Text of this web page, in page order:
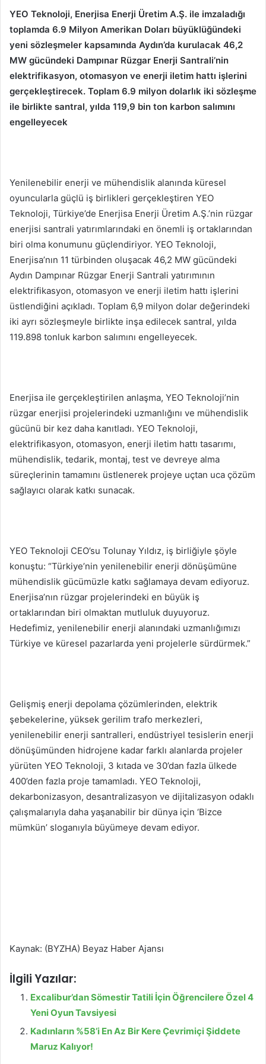
YEO Teknoloji, Enerjisa Enerji Üretim A.Ş. ile imzaladığı
toplamda 6.9 Milyon Amerikan Doları büyüklüğündeki
yeni sözleşmeler kapsamında Aydın’da kurulacak 46,2
MW gücündeki Dampınar Rüzgar Enerji Santrali’nin
elektrifikasyon, otomasyon ve enerji iletim hattı işlerini
gerçekleştirecek. Toplam 6.9 milyon dolarlık iki sözleşme
ile birlikte santral, yılda 119,9 bin ton karbon salımını
engelleyecek
Yenilenebilir enerji ve mühendislik alanında küresel
oyuncularla güçlü iş birlikleri gerçekleştiren YEO
Teknoloji, Türkiye’de Enerjisa Enerji Üretim A.Ş.’nin rüzgar
enerjisi santrali yatırımlarındaki en önemli iş ortaklarından
biri olma konumunu güçlendiriyor. YEO Teknoloji,
Enerjisa’nın 11 türbinden oluşacak 46,2 MW gücündeki
Aydın Dampınar Rüzgar Enerji Santrali yatırımının
elektrifikasyon, otomasyon ve enerji iletim hattı işlerini
üstlendiğini açıkladı. Toplam 6,9 milyon dolar değerindeki
iki ayrı sözleşmeyle birlikte inşa edilecek santral, yılda
119.898 tonluk karbon salımını engelleyecek.
Enerjisa ile gerçekleştirilen anlaşma, YEO Teknoloji’nin
rüzgar enerjisi projelerindeki uzmanlığını ve mühendislik
gücünü bir kez daha kanıtladı. YEO Teknoloji,
elektrifikasyon, otomasyon, enerji iletim hattı tasarımı,
mühendislik, tedarik, montaj, test ve devreye alma
süreçlerinin tamamını üstlenerek projeye uçtan uca çözüm
sağlayıcı olarak katkı sunacak.
YEO Teknoloji CEO’su Tolunay Yıldız, iş birliğiyle şöyle
konuştu: “Türkiye’nin yenilenebilir enerji dönüşümüne
mühendislik gücümüzle katkı sağlamaya devam ediyoruz.
Enerjisa’nın rüzgar projelerindeki en büyük iş
ortaklarından biri olmaktan mutluluk duyuyoruz.
Hedefimiz, yenilenebilir enerji alanındaki uzmanlığımızı
Türkiye ve küresel pazarlarda yeni projelerle sürdürmek.”
Gelişmiş enerji depolama çözümlerinden, elektrik
şebekelerine, yüksek gerilim trafo merkezleri,
yenilenebilir enerji santralleri, endüstriyel tesislerin enerji
dönüşümünden hidrojene kadar farklı alanlarda projeler
yürüten YEO Teknoloji, 3 kıtada ve 30’dan fazla ülkede
400’den fazla proje tamamladı. YEO Teknoloji,
dekarbonizasyon, desantralizasyon ve dijitalizasyon odaklı
çalışmalarıyla daha yaşanabilir bir dünya için ‘Bizce
mümkün’ sloganıyla büyümeye devam ediyor.
Kaynak: (BYZHA) Beyaz Haber Ajansı
İlgili Yazılar:
Excalibur’dan Sömestir Tatili İçin Öğrencilere Özel 4
Yeni Oyun Tavsiyesi
Kadınların %58’i En Az Bir Kere Çevrimiçi Şiddete
Maruz Kalıyor!